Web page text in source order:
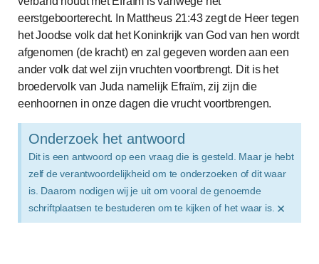
eerstgeboorterecht. In Mattheus 21:43 zegt de Heer tegen
het Joodse volk dat het Koninkrijk van God van hen wordt
afgenomen (de kracht) en zal gegeven worden aan een
ander volk dat wel zijn vruchten voortbrengt. Dit is het
broedervolk van Juda namelijk Efraïm, zij zijn die
eenhoornen in onze dagen die vrucht voortbrengen.
Onderzoek het antwoord
Dit is een antwoord op een vraag die is gesteld. Maar je hebt
zelf de verantwoordelijkheid om te onderzoeken of dit waar
is. Daarom nodigen wij je uit om vooral de genoemde
schriftplaatsen te bestuderen om te kijken of het waar is. ×